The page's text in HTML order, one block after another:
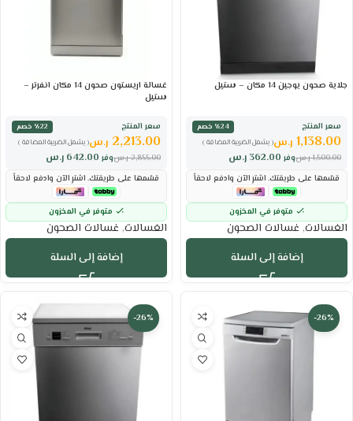
جلاية صحون يوجين 14 مكان – ستيل
سعر المنتج
٪24 خصم
( يشمل الضريبة المضافة )
1,138.00 ر.س
وفر 362.00 ر.س 1,500.00 ر.س
قسّمها على طريقتك. اشترِ الآن وادفع لاحقاً
متوفر في المخزون
الغسالات, غسالات الصحون
إضافة إلى السلة
غسالة اريستون صحون 14 مكان انفرتر –
ستيل
سعر المنتج
٪22 خصم
( يشمل الضريبة المضافة )
2,213.00 ر.س
وفر 642.00 ر.س 2,855.00 ر.س
قسّمها على طريقتك. اشترِ الآن وادفع لاحقاً
متوفر في المخزون
الغسالات, غسالات الصحون
إضافة إلى السلة
-26%
-26%